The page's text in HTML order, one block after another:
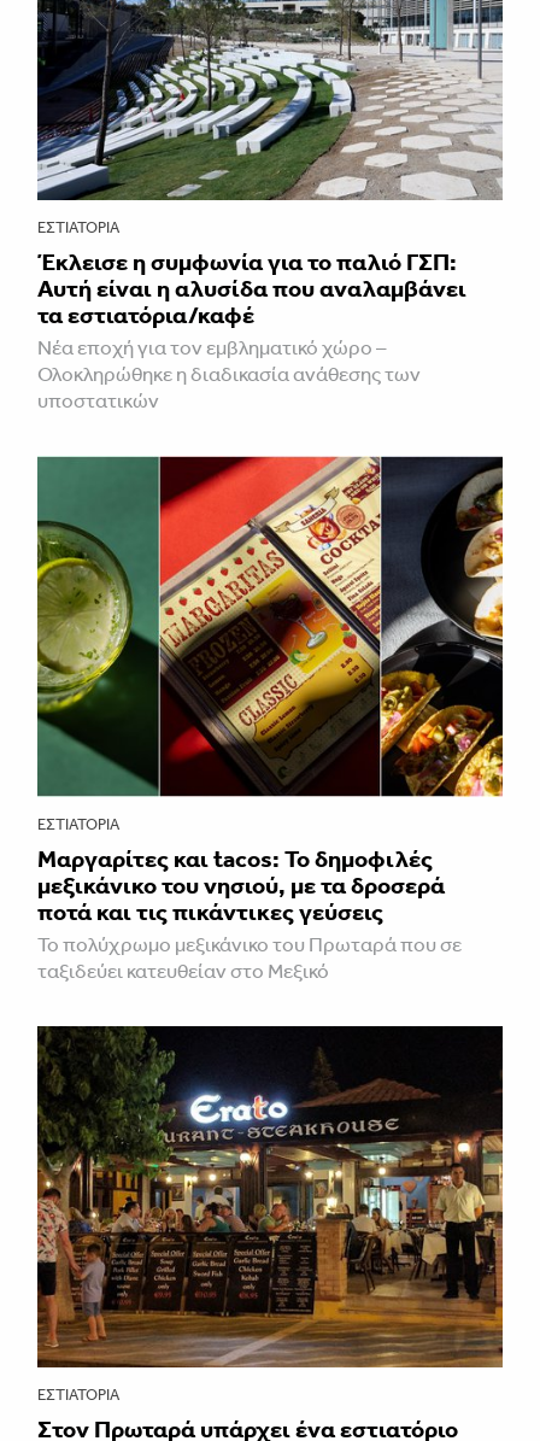
ΕΣΤΙΑΤΌΡΙΑ
Έκλεισε η συμφωνία για το παλιό ΓΣΠ:
Αυτή είναι η αλυσίδα που αναλαμβάνει
τα εστιατόρια/καφέ
Νέα εποχή για τον εμβληματικό χώρο –
Ολοκληρώθηκε η διαδικασία ανάθεσης των
υποστατικών
ΕΣΤΙΑΤΌΡΙΑ
Μαργαρίτες και tacos: Το δημοφιλές
μεξικάνικο του νησιού, με τα δροσερά
ποτά και τις πικάντικες γεύσεις
Το πολύχρωμο μεξικάνικο του Πρωταρά που σε
ταξιδεύει κατευθείαν στο Μεξικό
ΕΣΤΙΑΤΌΡΙΑ
Στον Πρωταρά υπάρχει ένα εστιατόριο